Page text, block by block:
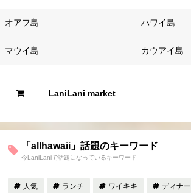
オアフ島 ハワイ島
マウイ島 カウアイ島
LaniLani market
「allhawaii」話題のキーワード
今LaniLaniで話題になっているキーワード
人気 ランチ ワイキキ ディナー